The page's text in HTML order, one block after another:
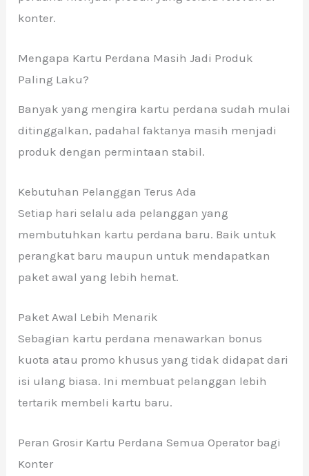
konter.
Mengapa Kartu Perdana Masih Jadi Produk
Paling Laku?
Banyak yang mengira kartu perdana sudah mulai
ditinggalkan, padahal faktanya masih menjadi
produk dengan permintaan stabil.
Kebutuhan Pelanggan Terus Ada
Setiap hari selalu ada pelanggan yang
membutuhkan kartu perdana baru. Baik untuk
perangkat baru maupun untuk mendapatkan
paket awal yang lebih hemat.
Paket Awal Lebih Menarik
Sebagian kartu perdana menawarkan bonus
kuota atau promo khusus yang tidak didapat dari
isi ulang biasa. Ini membuat pelanggan lebih
tertarik membeli kartu baru.
Peran Grosir Kartu Perdana Semua Operator bagi
Konter